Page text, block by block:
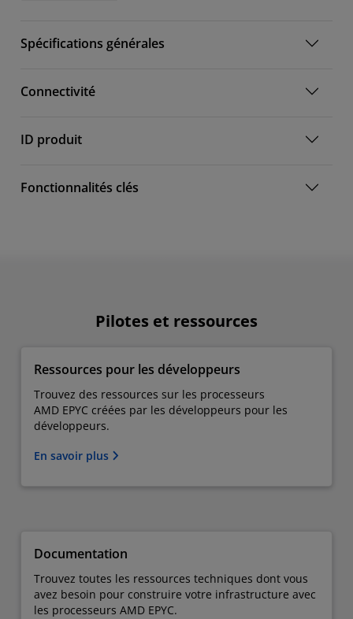
Spécifications générales
Connectivité
ID produit
Fonctionnalités clés
Pilotes et ressources
Ressources pour les développeurs​
Trouvez des ressources sur les processeurs
AMD EPYC créées par les développeurs pour les
développeurs.
En savoir plus
Documentation
Trouvez toutes les ressources techniques dont vous
avez besoin pour construire votre infrastructure avec
les processeurs AMD EPYC.